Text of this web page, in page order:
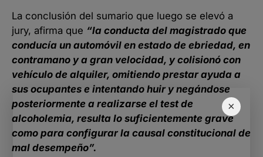
×
La conclusión del sumario que luego se elevó a
jury, afirma que “la conducta del magistrado que
conducía un automóvil en estado de ebriedad, en
contramano y a gran velocidad, y colisionó con
vehículo de alquiler, omitiendo prestar ayuda a
sus ocupantes e intentando huir y negándose
posteriormente a realizarse el test de
alcoholemia, resulta lo suficientemente grave
como para configurar la causal constitucional de
mal desempeño”.